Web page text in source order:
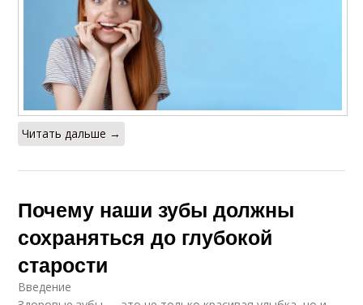
Читать дальше →
Почему наши зубы должны
сохраняться до глубокой
старости
Введение